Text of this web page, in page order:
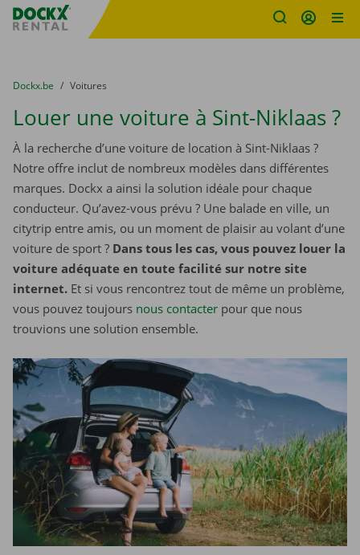
sitename
You are here:
du
Dockx.be to
Voitures
Louer une voiture à Sint-Niklaas ?
À la recherche d’une voiture de location à Sint-Niklaas ?
Notre offre inclut de nombreux modèles dans différentes
marques. Dockx a ainsi la solution idéale pour chaque
conducteur. Qu’avez-vous prévu ? Une balade en ville, un
citytrip entre amis, ou un moment de plaisir au volant d’une
voiture de sport ? Dans tous les cas, vous pouvez louer la
voiture adéquate en toute facilité sur notre site
internet. Et si vous rencontrez tout de même un problème,
vous pouvez toujours nous contacter pour que nous
trouvions une solution ensemble.